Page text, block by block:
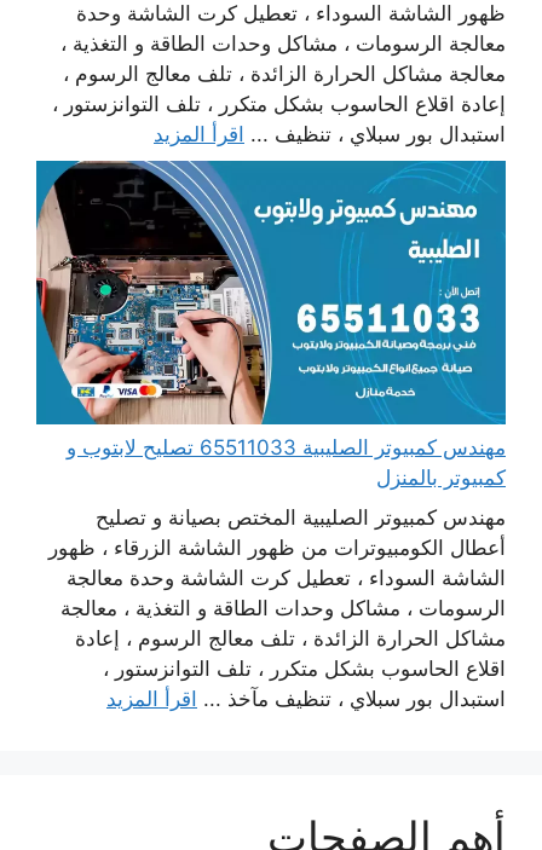
ظهور الشاشة السوداء ، تعطيل كرت الشاشة وحدة
معالجة الرسومات ، مشاكل وحدات الطاقة و التغذية ،
معالجة مشاكل الحرارة الزائدة ، تلف معالج الرسوم ،
إعادة اقلاع الحاسوب بشكل متكرر ، تلف التوانزستور ،
استبدال بور سبلاي ، تنظيف ... اقرأ المزيد
مهندس كمبيوتر الصليبية 65511033 تصليح لابتوب و
كمبيوتر بالمنزل
مهندس كمبيوتر الصليبية المختص بصيانة و تصليح
أعطال الكومبيوترات من ظهور الشاشة الزرقاء ، ظهور
الشاشة السوداء ، تعطيل كرت الشاشة وحدة معالجة
الرسومات ، مشاكل وحدات الطاقة و التغذية ، معالجة
مشاكل الحرارة الزائدة ، تلف معالج الرسوم ، إعادة
اقلاع الحاسوب بشكل متكرر ، تلف التوانزستور ،
استبدال بور سبلاي ، تنظيف مآخذ ... اقرأ المزيد
أهم الصفحات